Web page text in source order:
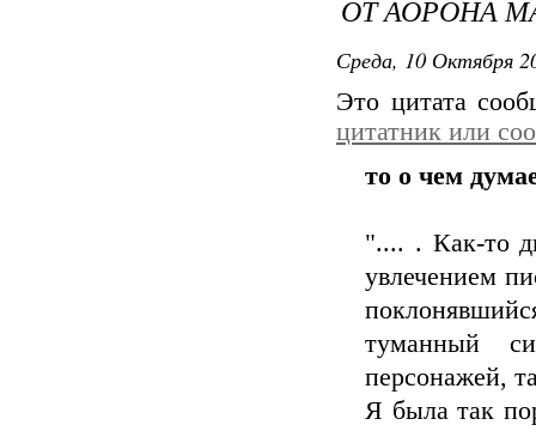
ОТ АОРОНА
Среда, 10 Октября
Это цитата
цитатник или
то о чем
".... . Как-то
увлечением
туманный
персонажей,
Я была так